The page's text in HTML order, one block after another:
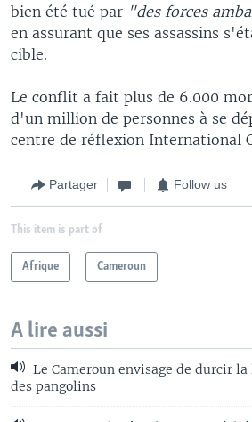
bien été tué par "des forces
en assurant que ses assassins
cible.
Le conflit a fait plus de 6.000
d'un million de personnes à se
centre de réflexion International
Partager Follow us
This item is part of
Afrique Cameroun
A lire aussi
Le Cameroun envisage de durcir
des pangolins